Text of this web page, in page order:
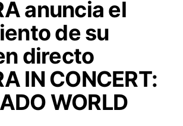
anuncia el
de su
directo
IN CONCERT:
WORLD